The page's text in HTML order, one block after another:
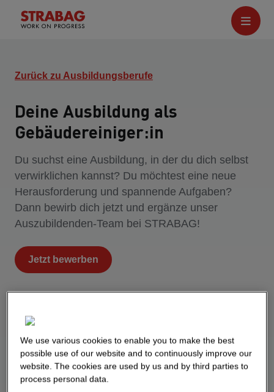
Zurück zu Ausbildungsberufe
Deine Ausbildung als
Gebäudereiniger:in
Du suchst eine Ausbildung, in der du dich selbst
verwirklichen kannst? Du möchtest eine neue
Herausforderung und spannende Aufgaben?
Dann bewirb dich jetzt und ergänze unser
Auszubildenden-Team bei STRABAG!
Jetzt bewerben
We use various cookies to enable you to make the best
possible use of our website and to continuously improve our
website. The cookies are used by us and by third parties to
process personal data.